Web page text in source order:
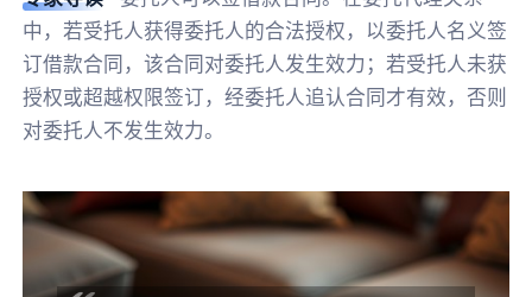
中，若受托人获得委托人的合法授权，以委托人名义签
订借款合同，该合同对委托人发生效力；若受托人未获
授权或超越权限签订，经委托人追认合同才有效，否则
对委托人不发生效力。